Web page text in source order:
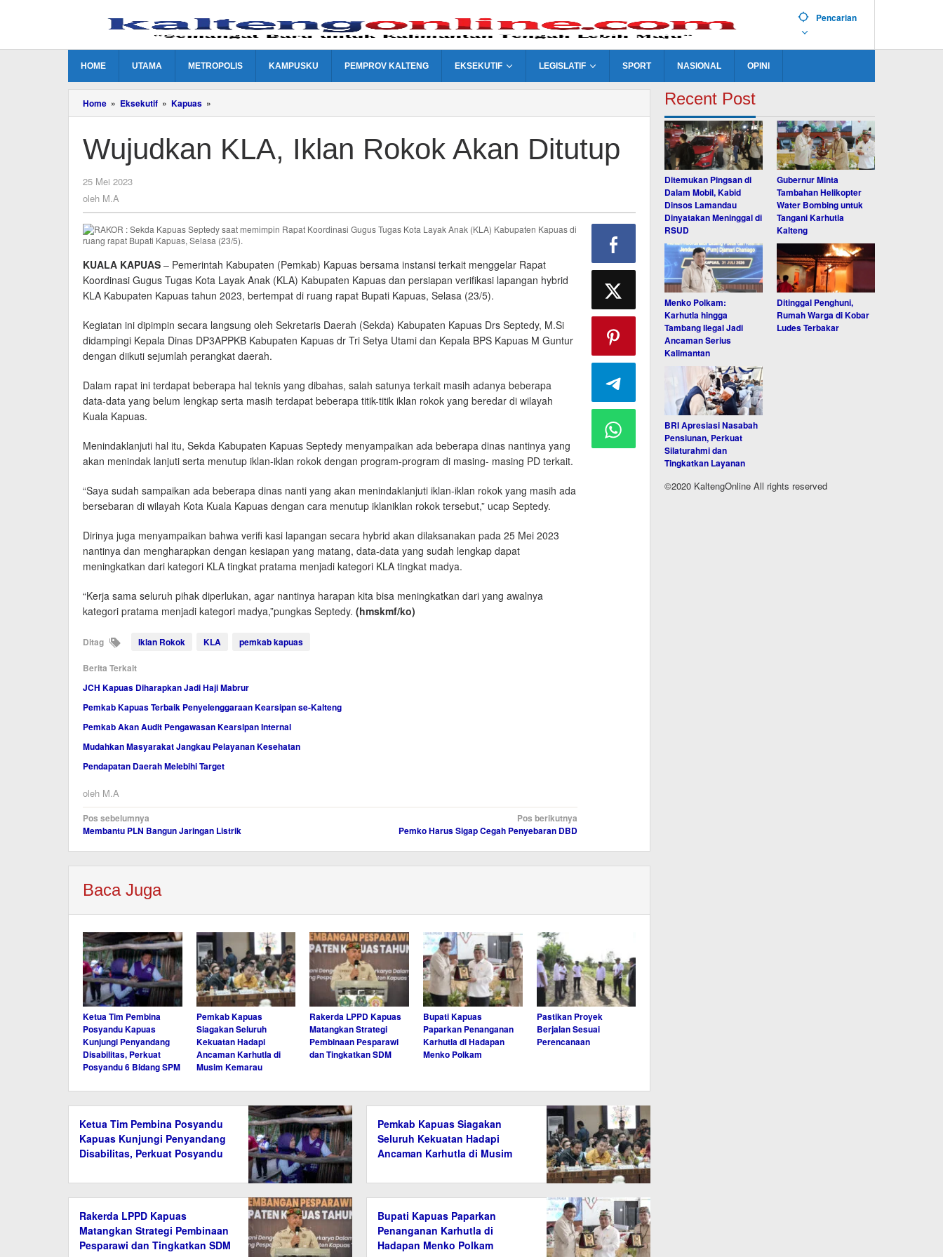
Pencarian
HOME UTAMA METROPOLIS KAMPUSKU PEMPROV KALTENG EKSEKUTIF LEGISLATIF SPORT NASIONAL OPINI
Home » Eksekutif » Kapuas »
KLA,
Rokok
Akan
Wujudkan KLA, Iklan Rokok Akan Ditutup
25 Mei 2023
oleh M.A
KUALA KAPUAS – Pemerintah Kabupaten (Pemkab) Kapuas bersama instansi terkait menggelar Rapat
Koordinasi Gugus Tugas Kota Layak Anak (KLA) Kabupaten Kapuas dan persiapan verifikasi lapangan hybrid
KLA Kabupaten Kapuas tahun 2023, bertempat di ruang rapat Bupati Kapuas, Selasa (23/5).
Kegiatan ini dipimpin secara langsung oleh Sekretaris Daerah (Sekda) Kabupaten Kapuas Drs Septedy, M.Si
didampingi Kepala Dinas DP3APPKB Kabupaten Kapuas dr Tri Setya Utami dan Kepala BPS Kapuas M Guntur
dengan diikuti sejumlah perangkat daerah.
Dalam rapat ini terdapat beberapa hal teknis yang dibahas, salah satunya terkait masih adanya beberapa
data-data yang belum lengkap serta masih terdapat beberapa titik-titik iklan rokok yang beredar di wilayah
Kuala Kapuas.
Menindaklanjuti hal itu, Sekda Kabupaten Kapuas Septedy menyampaikan ada beberapa dinas nantinya yang
akan menindak lanjuti serta menutup iklan-iklan rokok dengan program-program di masing- masing PD terkait.
“Saya sudah sampaikan ada beberapa dinas nanti yang akan menindaklanjuti iklan-iklan rokok yang masih ada
bersebaran di wilayah Kota Kuala Kapuas dengan cara menutup iklaniklan rokok tersebut,” ucap Septedy.
Dirinya juga menyampaikan bahwa verifi kasi lapangan secara hybrid akan dilaksanakan pada 25 Mei 2023
nantinya dan mengharapkan dengan kesiapan yang matang, data-data yang sudah lengkap dapat
meningkatkan dari kategori KLA tingkat pratama menjadi kategori KLA tingkat madya.
“Kerja sama seluruh pihak diperlukan, agar nantinya harapan kita bisa meningkatkan dari yang awalnya
kategori pratama menjadi kategori madya,”pungkas Septedy. (hmskmf/ko)
Ditag Iklan Rokok KLA pemkab kapuas
Berita Terkait
JCH Kapuas Diharapkan Jadi Haji Mabrur
Pemkab Kapuas Terbaik Penyelenggaraan Kearsipan se-Kalteng
Pemkab Akan Audit Pengawasan Kearsipan Internal
Mudahkan Masyarakat Jangkau Pelayanan Kesehatan
Pendapatan Daerah Melebihi Target
oleh M.A
Navigasi
pos
Pos sebelumnya
Membantu PLN Bangun Jaringan Listrik
Pos berikutnya
Pemko Harus Sigap Cegah Penyebaran DBD
Baca Juga
Ketua Tim Pembina
Posyandu Kapuas
Kunjungi Penyandang
Disabilitas, Perkuat
Posyandu 6 Bidang SPM
Pemkab Kapuas
Siagakan Seluruh
Kekuatan Hadapi
Ancaman Karhutla di
Musim Kemarau
Rakerda LPPD Kapuas
Matangkan Strategi
Pembinaan Pesparawi
dan Tingkatkan SDM
Bupati Kapuas
Paparkan Penanganan
Karhutla di Hadapan
Menko Polkam
Pastikan Proyek
Berjalan Sesuai
Perencanaan
Ketua Tim Pembina Posyandu
Kapuas Kunjungi Penyandang
Disabilitas, Perkuat Posyandu
Pemkab Kapuas Siagakan
Seluruh Kekuatan Hadapi
Ancaman Karhutla di Musim
Rakerda LPPD Kapuas
Matangkan Strategi Pembinaan
Pesparawi dan Tingkatkan SDM
Bupati Kapuas Paparkan
Penanganan Karhutla di
Hadapan Menko Polkam
Recent Post
Ditemukan Pingsan di
Dalam Mobil, Kabid
Dinsos Lamandau
Dinyatakan Meninggal di
RSUD
Gubernur Minta
Tambahan Helikopter
Water Bombing untuk
Tangani Karhutla
Kalteng
Menko Polkam:
Karhutla hingga
Tambang Ilegal Jadi
Ancaman Serius
Kalimantan
Ditinggal Penghuni,
Rumah Warga di Kobar
Ludes Terbakar
BRI Apresiasi Nasabah
Pensiunan, Perkuat
Silaturahmi dan
Tingkatkan Layanan
©2020 KaltengOnline All rights reserved